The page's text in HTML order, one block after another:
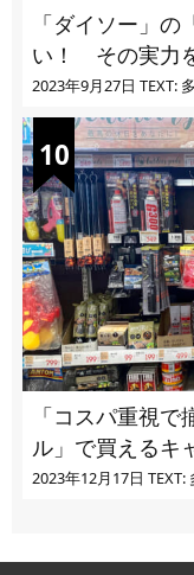
「ダイソー」
い！ その実力
2023年9月27日 TEXT:
「コスパ重視で揃え
ル」で買えるキ
2023年12月17日 TEXT: